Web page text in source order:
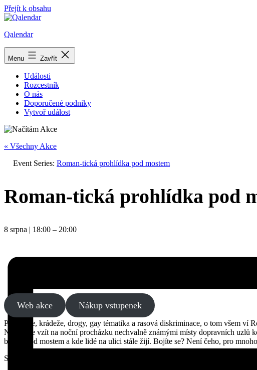
Přejít k obsahu
Qalendar
Menu Zavřít
Události
Rozcestník
O nás
Doporučené podniky
Vytvoř událost
« Všechny Akce
Event Series: Roman-tická prohlídka pod mostem
Roman-tická prohlídka pod
8 srpna | 18:00 – 20:00
Web akce Nákup vstupenek
Prostituce, krádeže, drogy, gay tématika a rasová diskriminace, o tom všem ví
Nechte se vzít na noční procházku nechvalně známými místy dopravních uzlů
bydlel pod mostem a kde lidé na ulici stále žijí. Bojíte se? Není čeho, pro
Sraz je ve Wilsonově ulici před Hlavním nádražím.